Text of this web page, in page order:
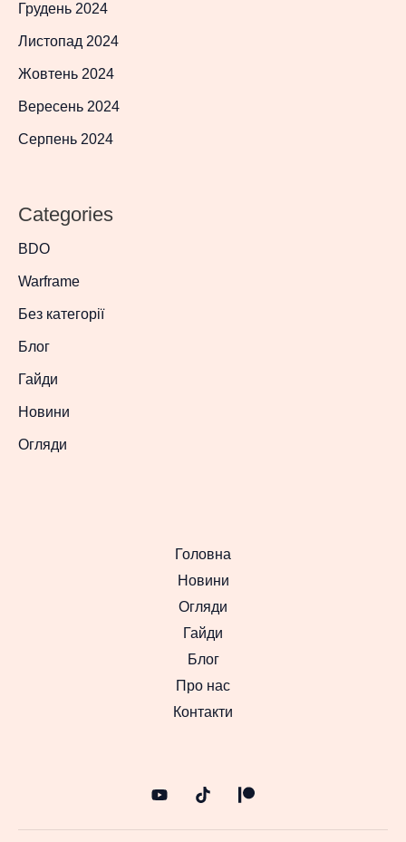
Грудень 2024
Листопад 2024
Жовтень 2024
Вересень 2024
Серпень 2024
Categories
BDO
Warframe
Без категорії
Блог
Гайди
Новини
Огляди
Головна
Новини
Огляди
Гайди
Блог
Про нас
Контакти